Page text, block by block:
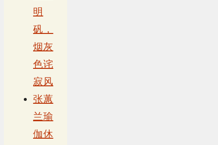
明
矾，
烟灰
色诧
寂风
张蕙
兰瑜
伽休